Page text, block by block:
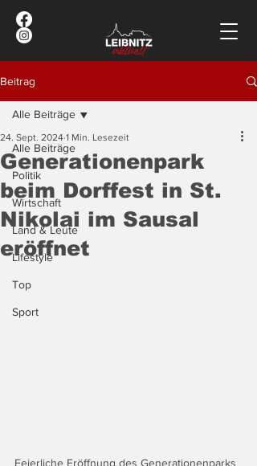
Beitrag
Alle Beiträge
Politik
Wirtschaft
Land & Leute
Lifestyle
Top
Sport
Alle Beiträge
Generationenpark
beim Dorffest in St.
Nikolai im Sausal
eröffnet
24. Sept. 2024 1 Min. Lesezeit
Feierliche Eröffnung des Generationenparks